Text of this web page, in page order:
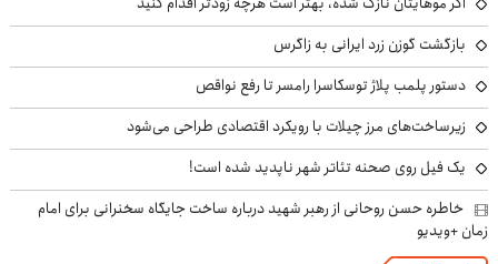
بازگشت گوزن زرد ایرانی به زاگرس
دستور پلمب پلاژ توسکاسرا رامسر تا رفع نواقص
زیرساخت‌های مرز چیلات با رویکرد اقتصادی طراحی می‌شود
یک فیل روی صحنه تئاتر شهر ناپدید شده است!
خاطره حسن روحانی از رهبر شهید درباره ساخت جایگاه سخنرانی برای امام
زمان +ویدیو